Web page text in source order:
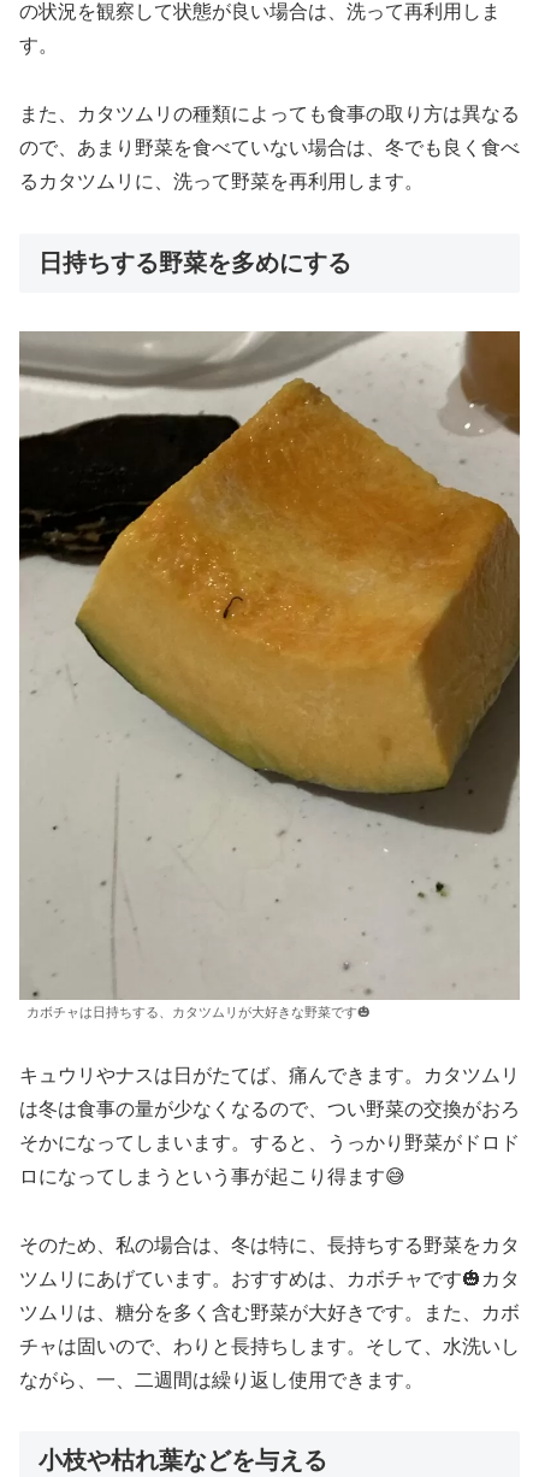
の状況を観察して状態が良い場合は、洗って再利用しま
す。
また、カタツムリの種類によっても食事の取り方は異なる
ので、あまり野菜を食べていない場合は、冬でも良く食べ
るカタツムリに、洗って野菜を再利用します。
日持ちする野菜を多めにする
カボチャは日持ちする、カタツムリが大好きな野菜です🎃
キュウリやナスは日がたてば、痛んできます。カタツムリ
は冬は食事の量が少なくなるので、つい野菜の交換がおろ
そかになってしまいます。すると、うっかり野菜がドロド
ロになってしまうという事が起こり得ます😅
そのため、私の場合は、冬は特に、長持ちする野菜をカタ
ツムリにあげています。おすすめは、カボチャです🎃カタ
ツムリは、糖分を多く含む野菜が大好きです。また、カボ
チャは固いので、わりと長持ちします。そして、水洗いし
ながら、一、二週間は繰り返し使用できます。
小枝や枯れ葉などを与える